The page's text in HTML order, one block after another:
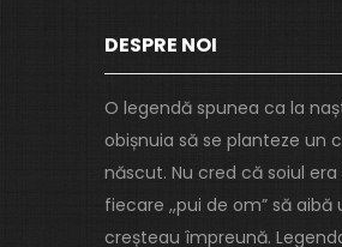
DESPRE NOI
O legendă spunea ca la
obișnuia să se planteze un
născut. Nu cred că soiul
fiecare ,,pui de om” să aibă
creșteau împreună.